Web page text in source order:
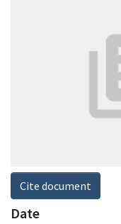
Cite document
Date